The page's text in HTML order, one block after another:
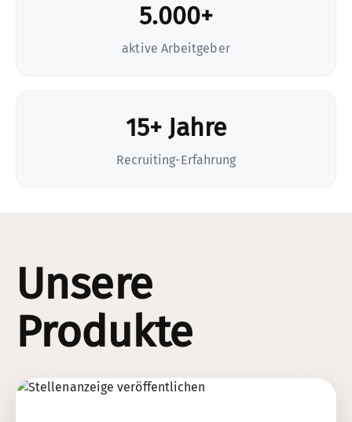
5.000+
aktive Arbeitgeber
15+ Jahre
Recruiting-Erfahrung
Unsere
Produkte